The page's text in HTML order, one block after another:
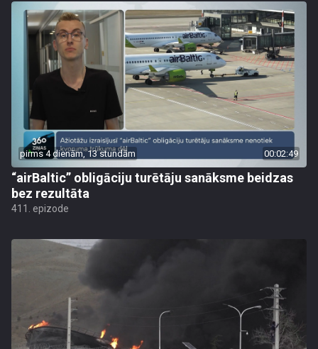
pirms 4 dienām, 13 stundām 00:02:49
“airBaltic” obligāciju turētāju sanāksme beidzas
bez rezultāta
411. epizode